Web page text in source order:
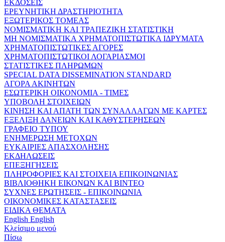
ΕΚΔΟΣΕΙΣ
ΕΡΕΥΝΗΤΙΚΗ ΔΡΑΣΤΗΡΙΟΤΗΤΑ
ΕΞΩΤΕΡΙΚΟΣ ΤΟΜΕΑΣ
ΝΟΜΙΣΜΑΤΙΚΗ ΚΑΙ ΤΡΑΠΕΖΙΚΗ ΣΤΑΤΙΣΤΙΚΗ
ΜΗ ΝΟΜΙΣΜΑΤΙΚΑ ΧΡΗΜΑΤΟΠΙΣΤΩΤΙΚΑ ΙΔΡΥΜΑΤΑ
ΧΡΗΜΑΤΟΠΙΣΤΩΤΙΚΕΣ ΑΓΟΡΕΣ
ΧΡΗΜΑΤΟΠΙΣΤΩΤΙΚΟΙ ΛΟΓΑΡΙΑΣΜΟΙ
ΣΤΑΤΙΣΤΙΚΕΣ ΠΛΗΡΩΜΩΝ
SPECIAL DATA DISSEMINATION STANDARD
ΑΓΟΡΑ ΑΚΙΝΗΤΩΝ
ΕΣΩΤΕΡΙΚΗ ΟΙΚΟΝΟΜΙΑ - ΤΙΜΕΣ
ΥΠΟΒΟΛΗ ΣΤΟΙΧΕΙΩΝ
ΚΙΝΗΣΗ ΚΑΙ ΑΠΑΤΗ ΤΩΝ ΣΥΝΑΛΛΑΓΩΝ ΜΕ ΚΑΡΤΕΣ
ΕΞΕΛΙΞΗ ΔΑΝΕΙΩΝ ΚΑΙ ΚΑΘΥΣΤΕΡΗΣΕΩΝ
ΓΡΑΦΕΙΟ ΤΥΠΟΥ
ΕΝΗΜΕΡΩΣΗ ΜΕΤΟΧΩΝ
ΕΥΚΑΙΡΙΕΣ ΑΠΑΣΧΟΛΗΣΗΣ
ΕΚΔΗΛΩΣΕΙΣ
ΕΠΕΞΗΓΗΣΕΙΣ
ΠΛΗΡΟΦΟΡΙΕΣ ΚΑΙ ΣΤΟΙΧΕΙΑ ΕΠΙΚΟΙΝΩΝΙΑΣ
ΒΙΒΛΙΟΘΗΚΗ ΕΙΚΟΝΩΝ ΚΑΙ ΒΙΝΤΕΟ
ΣΥΧΝΕΣ ΕΡΩΤΗΣΕΙΣ - ΕΠΙΚΟΙΝΩΝΙΑ
ΟΙΚΟΝΟΜΙΚΕΣ ΚΑΤΑΣΤΑΣΕΙΣ
ΕΙΔΙΚΑ ΘΕΜΑΤΑ
English English
Κλείσιμο μενού
Πίσω